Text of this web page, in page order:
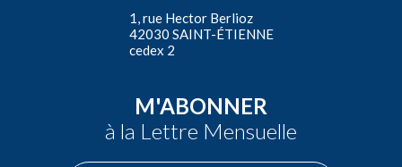
1, rue Hector Berlioz
42030 SAINT-ÉTIENNE
cedex 2
M'ABONNER
à la Lettre Mensuelle